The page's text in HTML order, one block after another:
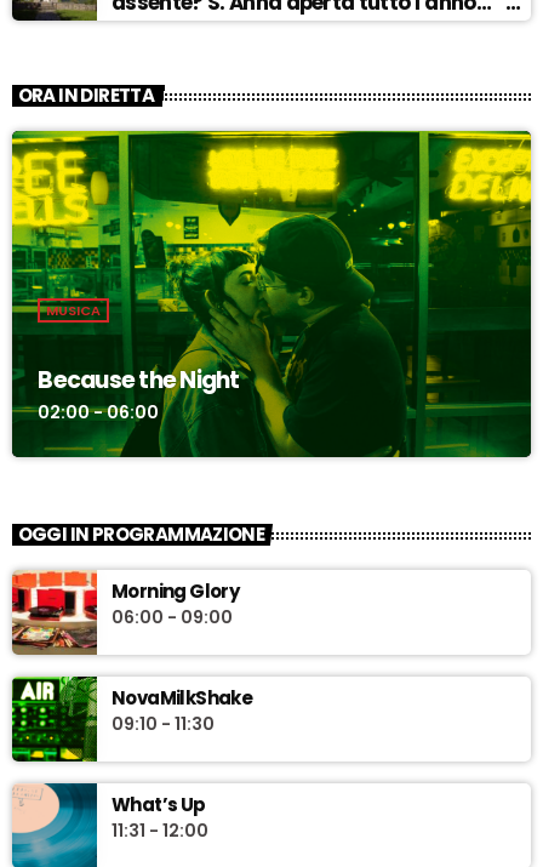
ASCOLTA
ORA IN DIRETTA
MUSICA
Because the Night
02:00 - 06:00
OGGI IN PROGRAMMAZIONE
Morning Glory
06:00 - 09:00
NovaMilkShake
09:10 - 11:30
What’s Up
11:31 - 12:00